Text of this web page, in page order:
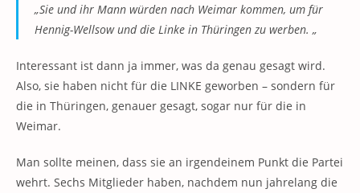
„Sie und ihr Mann würden nach Weimar kommen, um für
Hennig-Wellsow und die Linke in Thüringen zu werben. „
Interessant ist dann ja immer, was da genau gesagt wird.
Also, sie haben nicht für die LINKE geworben – sondern für
die in Thüringen, genauer gesagt, sogar nur für die in
Weimar.
Man sollte meinen, dass sie an irgendeinem Punkt die Partei
wehrt. Sechs Mitglieder haben, nachdem nun jahrelang die